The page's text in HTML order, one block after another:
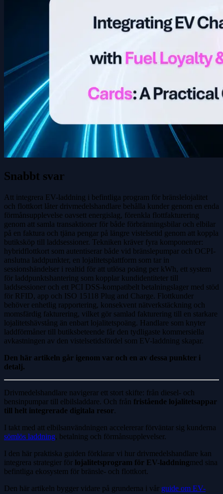
Snabbt svar
Att integrera EV-laddning i befintliga program för bränslelojalitet
och flottkort låter drivmedelshandlare behålla kunder genom en enda
förmånsupplevelse oavsett energislag, förenkla flottfakturering
genom att samla transaktioner för både förbränningsbilar och elbilar
på en faktura och tjäna pengar på längre vistelsetid genom att koppla
butiksköp till laddsessioner. Tekniken kräver fyra komponenter:
hybridflottkort som autentiserar både vid bränslepumpar och OCPI-
anslutna laddpunkter, en lojalitetsplattform som tar in
sessionshändelser i realtid för att utlösa poäng per kWh, ett system
för laddpunktshantering som kopplar kundidentiteter till
laddsessioner och ett PCI DSS-kompatibelt betalningslager med stöd
för RFID, app och ISO 15118 Plug and Charge. Flottkunder
behöver enhetlig rapportering, konsekvent nätverkstäckning och
momsfärdig fakturering, vilket gör samlad fakturering till en starkare
lojalitetshävstång än enbart lojalitetspoäng. Handlare som knyter
laddförmåner till butiksbeteende får den tydligaste kommersiella
avkastningen av den vistelsetidsfördel som EV-laddning skapar.
Den här artikeln går igenom var och en av dessa punkter i
detalj.
Drivmedelshandlare navigerar ett stort skifte: från diesel- och
bensinpumpar till elbilsladdare. Och från fristående lojalitetsappar
till helt integrerade digitala resor.
I takt med att elbilsanvändningen accelererar förväntar sig kunderna
sömlös laddning, betalning och förmånsupplevelser.
I den här praktiska guiden förklarar vi hur drivmedelshandlare kan
integrera strategier för lojalitetsprogram för EV-laddningmed sina
befintliga ekosystem för bränsle- och flottkort.
Den här artikeln bygger vidare på grunderna i vår guide om EV-